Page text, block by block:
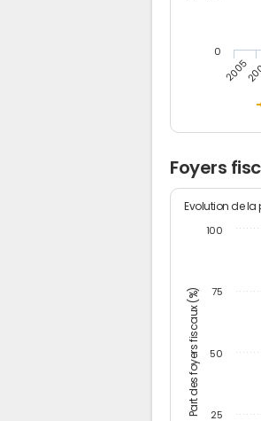
2005
0
Foyers
Part des foyers fiscaux (%)
Evolution de la
25
50
75
100